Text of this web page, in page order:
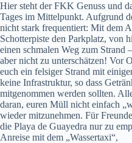
Hier steht der FKK Genuss und
Tages im Mittelpunkt. Aufgrund
nicht stark frequentiert: Mit dem
Schotterpiste den Parkplatz, von
einen schmalen Weg zum Strand
aber nicht zu unterschätzen! Vor
euch ein felsiger Strand mit
keine Infrastruktur, so dass
mitgenommen werden sollten.
daran, euren Müll nicht einfach
wieder mitzunehmen. Für
die Playa de Guayedra nur zu
Anreise mit dem „Wassertaxi“,